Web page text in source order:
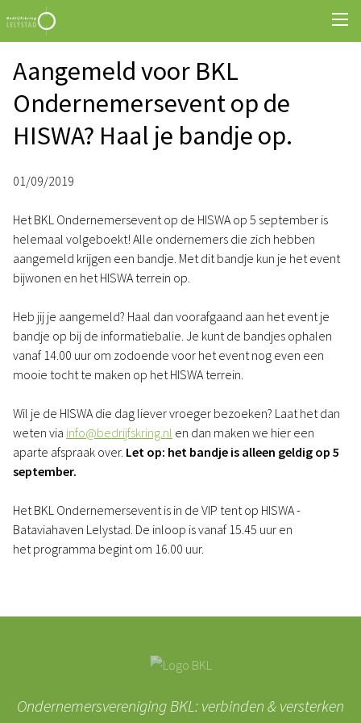
Aangemeld voor BKL
Ondernemersevent op de
HISWA? Haal je bandje op.
01/09/2019
Het BKL Ondernemersevent op de HISWA op 5 september is
helemaal volgeboekt! Alle ondernemers die zich hebben
aangemeld krijgen een bandje. Met dit bandje kun je het event
bijwonen en het HISWA terrein op.
Heb jij je aangemeld? Haal dan voorafgaand aan het event je
bandje op bij de informatiebalie. Je kunt de bandjes ophalen
vanaf 14.00 uur om zodoende voor het event nog even een
mooie tocht te maken op het HISWA terrein.
Wil je de HISWA die dag liever vroeger bezoeken? Laat het dan
weten via info@bedrijfskring.nl en dan maken we hier een
aparte afspraak over. Let op: het bandje is alleen geldig op 5
september.
Het BKL Ondernemersevent is in de VIP tent op HISWA -
Bataviahaven Lelystad. De inloop is vanaf 15.45 uur en
het programma begint om 16.00 uur.
Ondernemersvereniging BKL: verbinden & versterken